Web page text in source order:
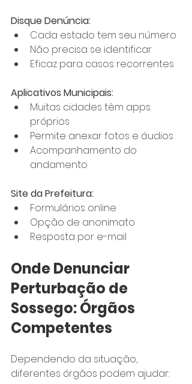
Disque Denúncia:
Cada estado tem seu número
Não precisa se identificar
Eficaz para casos recorrentes
Aplicativos Municipais:
Muitas cidades têm apps
próprios
Permite anexar fotos e áudios
Acompanhamento do
andamento
Site da Prefeitura:
Formulários online
Opção de anonimato
Resposta por e-mail
Onde Denunciar
Perturbação de
Sossego: Órgãos
Competentes
Dependendo da situação,
diferentes órgãos podem ajudar: